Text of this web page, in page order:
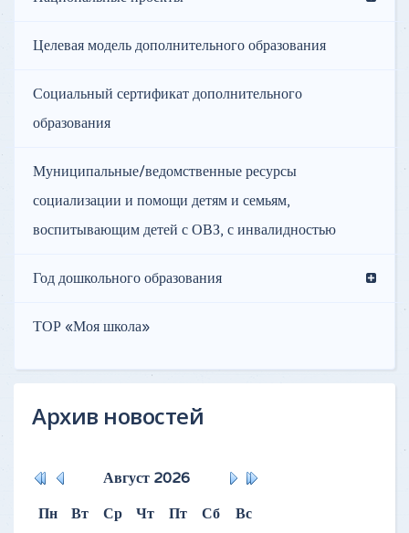
Целевая модель дополнительного образования
Социальный сертификат дополнительного
образования
Муниципальные/ведомственные ресурсы
социализации и помощи детям и семьям,
воспитывающим детей с ОВЗ, с инвалидностью
Год дошкольного образования
ТОР «Моя школа»
Архив новостей
Август 2026
Пн
Вт Ср Чт Пт Сб
Вс